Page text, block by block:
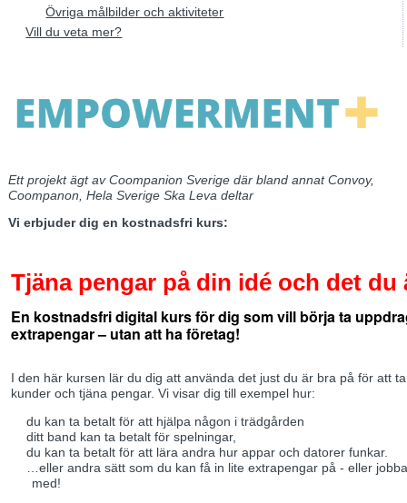
Övriga målbilder och aktiviteter
Vill du veta mer?
Ett projekt ägt av Coompanion Sverige där bland annat Convoy,
Coompanon, Hela Sverige Ska Leva deltar
Vi erbjuder dig en kostnadsfri kurs:
Tjäna pengar på din idé och det du
En kostnadsfri digital kurs för dig som vill börja ta
extrapengar – utan att ha företag!
I den här kursen lär du dig att använda det just du är bra på för att
kunder och tjäna pengar. Vi visar dig till exempel hur:
du kan ta betalt för att hjälpa någon i trädgården
ditt band kan ta betalt för spelningar,
du kan ta betalt för att lära andra hur appar och datorer funkar.
…eller andra sätt som du kan få in lite extrapengar på - eller
med!